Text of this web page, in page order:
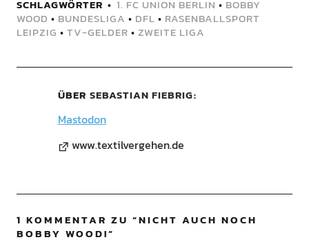
SCHLAGWÖRTER 1. FC UNION BERLIN • BOBBY
WOOD • BUNDESLIGA • DFL • RASENBALLSPORT
LEIPZIG • TV-GELDER • ZWEITE LIGA
ÜBER SEBASTIAN FIEBRIG
Mastodon
www.textilvergehen.de
1 KOMMENTAR ZU “NICHT AUCH NOCH
BOBBY WOOD!”